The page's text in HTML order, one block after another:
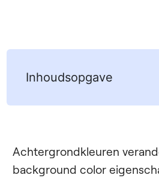
Inhoudsopgave
Achtergrondkleuren
background color